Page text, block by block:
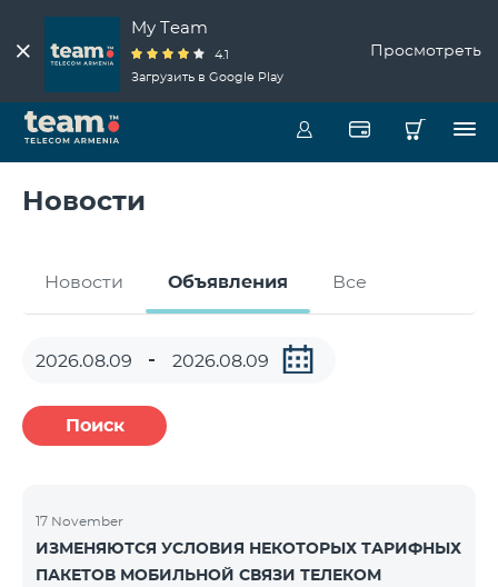
My Team
4.1
Загрузить в Google Play
Просмотреть
Новости
Новости Объявления Все
Поиск
17 November
ИЗМЕНЯЮТСЯ УСЛОВИЯ НЕКОТОРЫХ ТАРИФНЫХ
ПАКЕТОВ МОБИЛЬНОЙ СВЯЗИ ТЕЛЕКОМ